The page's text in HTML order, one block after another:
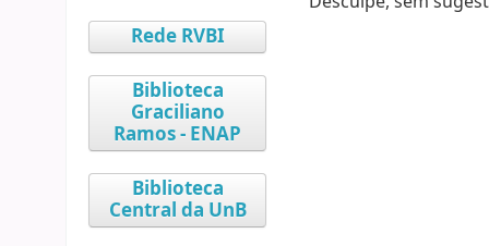
Rede RVBI
Biblioteca
Graciliano
Ramos - ENAP
Biblioteca
Central da UnB